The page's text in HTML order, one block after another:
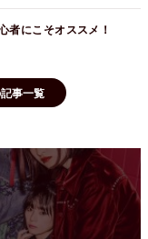
者にこそオススメ！
事一覧